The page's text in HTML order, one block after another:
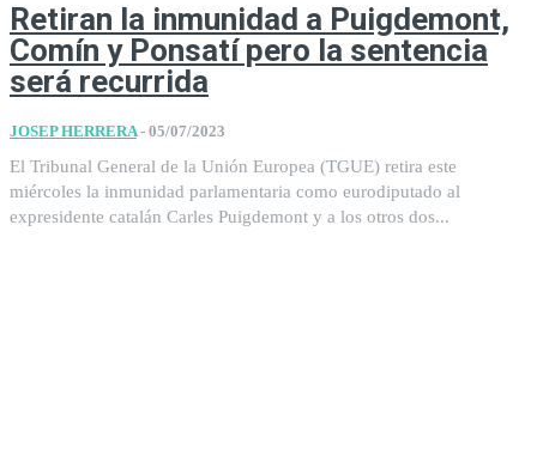
Retiran la inmunidad a Puigdemont,
Comín y Ponsatí pero la sentencia
será recurrida
JOSEP HERRERA - 05/07/2023
El Tribunal General de la Unión Europea (TGUE) retira este
miércoles la inmunidad parlamentaria como eurodiputado al
expresidente catalán Carles Puigdemont y a los otros dos...